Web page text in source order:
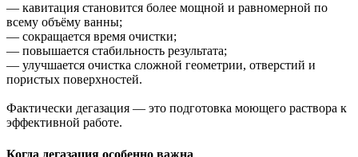
— кавитация становится более мощной и равномерной по
всему объёму ванны;
— сокращается время очистки;
— повышается стабильность результата;
— улучшается очистка сложной геометрии, отверстий и
пористых поверхностей.
Фактически дегазация — это подготовка моющего раствора к
эффективной работе.
Когда дегазация особенно важна